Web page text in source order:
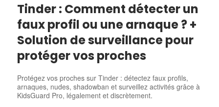
Tinder : Comment détecter un
faux profil ou une arnaque ? +
Solution de surveillance pour
protéger vos proches
Protégez vos proches sur Tinder : détectez faux profils,
arnaques, nudes, shadowban et surveillez activités grâce à
KidsGuard Pro, légalement et discrètement.